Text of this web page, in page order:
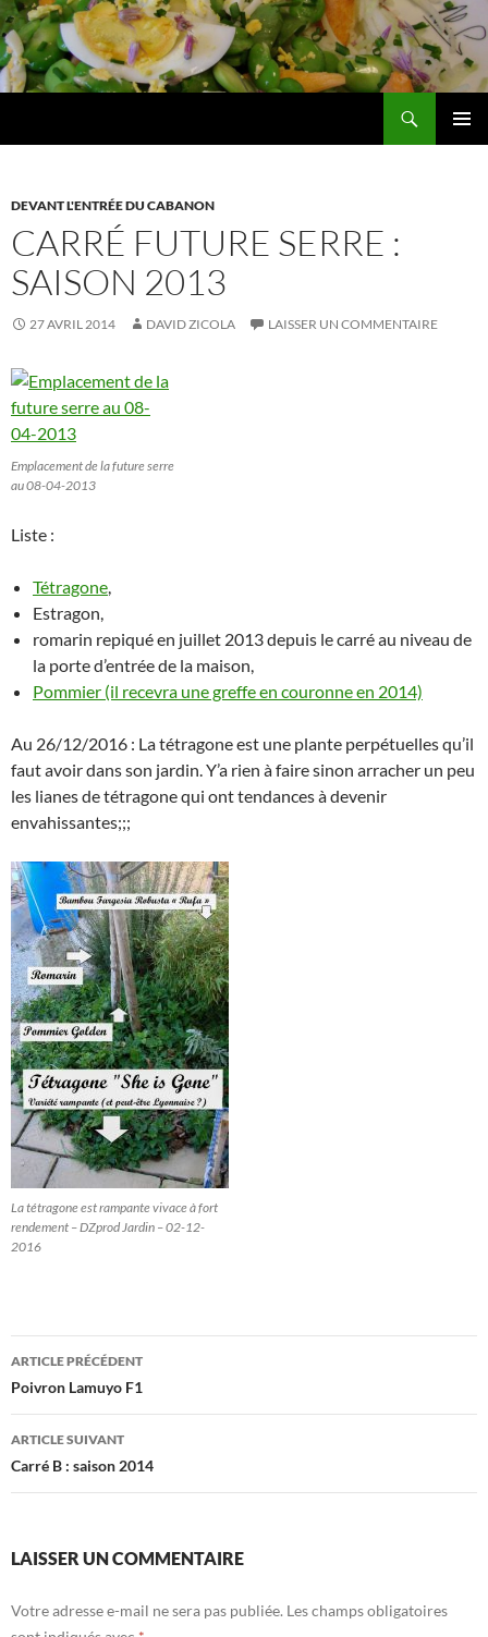
Aller
au
contenu
DEVANT L'ENTRÉE DU CABANON
CARRÉ FUTURE SERRE :
SAISON 2013
27 AVRIL 2014 DAVID ZICOLA LAISSER UN COMMENTAIRE
Emplacement de la future serre
au 08-04-2013
Liste :
Tétragone,
Estragon,
romarin repiqué en juillet 2013 depuis le carré au niveau de
la porte d’entrée de la maison,
Pommier (il recevra une greffe en couronne en 2014)
Au 26/12/2016 : La tétragone est une plante perpétuelles qu’il
faut avoir dans son jardin. Y’a rien à faire sinon arracher un peu
les lianes de tétragone qui ont tendances à devenir
envahissantes;;;
La tétragone est rampante vivace à fort
rendement – DZprod Jardin – 02-12-
2016
Navigation
des
articles
ARTICLE PRÉCÉDENT
Poivron Lamuyo F1
ARTICLE SUIVANT
Carré B : saison 2014
LAISSER UN COMMENTAIRE
Votre adresse e-mail ne sera pas publiée. Les champs obligatoires